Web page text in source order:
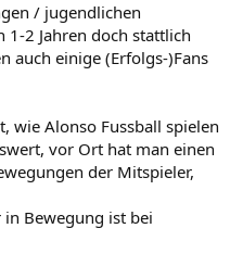
/ jugendlichen
2 Jahren doch stattlich
auch einige (Erfolgs-)Fans
wie Alonso Fussball spielen
vor Ort hat man einen
der Mitspieler,
Bewegung ist bei